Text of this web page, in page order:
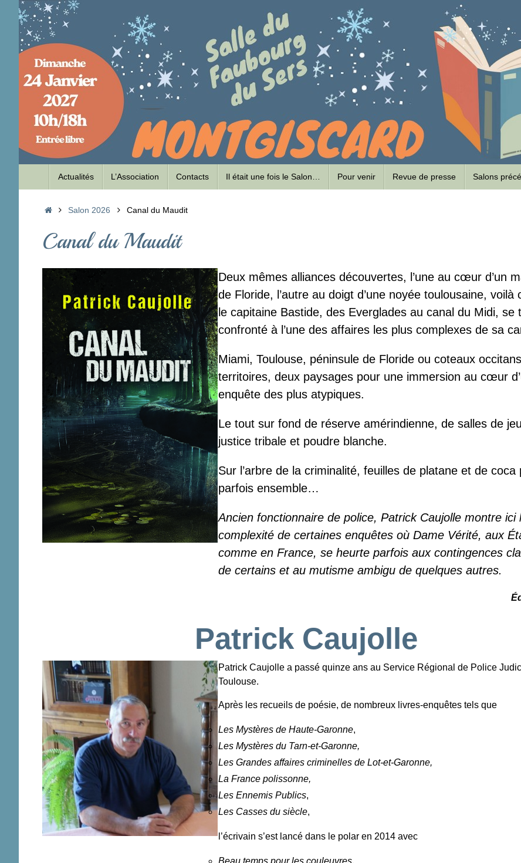
Passer
contenu
Actualités L’Association Contacts Il était une fois le Salon… Pour venir Revue de presse Salons
AccueilSalon 2026 Canal du Maudit
Canal du Maudit
Deux mêmes alliances découvertes, l’une au cœur d’un
de Floride, l’autre au doigt d’une noyée toulousaine, voilà
le capitaine Bastide, des Everglades au canal du Midi, se
confronté à l’une des affaires les plus complexes de sa
Miami, Toulouse, péninsule de Floride ou coteaux
territoires, deux paysages pour une immersion au cœur
enquête des plus atypiques.
Le tout sur fond de réserve amérindienne, de salles de
justice tribale et poudre blanche.
Sur l’arbre de la criminalité, feuilles de platane et de coca
parfois ensemble…
Ancien fonctionnaire de police, Patrick Caujolle montre ici
complexité de certaines enquêtes où Dame Vérité, aux
comme en France, se heurte parfois aux contingences
de certains et au mutisme ambigu de quelques autres.
Patrick Caujolle
Patrick Caujolle a passé quinze ans au Service Régional de Police
Toulouse.
Après les recueils de poésie, de nombreux livres-enquêtes tels que
Les Mystères de Haute-Garonne,
Les Mystères du Tarn-et-Garonne,
Les Grandes affaires criminelles de Lot-et-Garonne,
La France polissonne,
Les Ennemis Publics,
Les Casses du siècle,
l’écrivain s’est lancé dans le polar en 2014 avec